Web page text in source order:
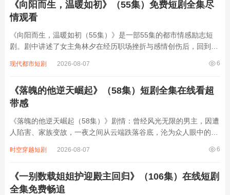
《向阳而生，温暖如初》（55集）免费短剧全集尽
情观看
《向阳而生，温暖如初（55集）》是一部55集的都市情感励志短
剧。剧中讲述了女主角林夕在经历职场挫折与感情创伤后，回到故
内心的伤痕，两人在相处中渐生情愫。同时，林夕重拾绘画梦想，
6
现代都市短剧 2026-08-07
《落魄的他逆天崛起》（58集）短剧全集在线看超
带感
《落魄的他逆天崛起（58集）》剧情：曾经风光无限的男主，因遭
人陷害、家族变故，一夜之间从云端跌落谷底，沦为众人眼中的落
意外获得神秘机缘，开启逆天修炼之路。凭借着坚韧不拔的意志和
6
时空穿越短剧 2026-08-07
《一别数载姐姐护迎殿主回归》（106集）在线短剧
全集免费畅追